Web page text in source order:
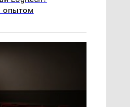
опытом